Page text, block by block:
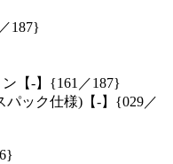
187}
【-】{161／187}
パック仕様)【-】{029／